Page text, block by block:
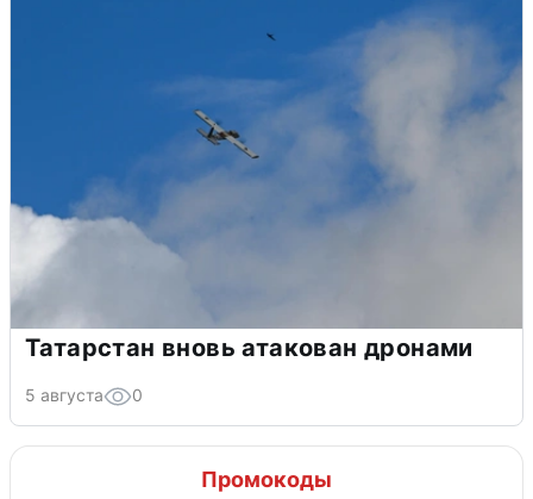
Татарстан вновь атакован дронами
5 августа 0
Промокоды